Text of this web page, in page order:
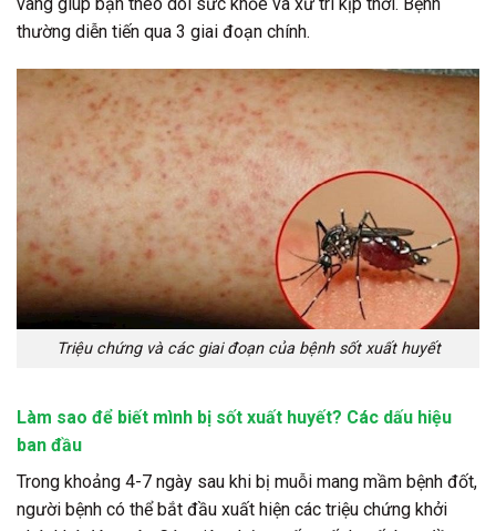
vàng giúp bạn theo dõi sức khỏe và xử trí kịp thời. Bệnh
thường diễn tiến qua 3 giai đoạn chính.
Triệu chứng và các giai đoạn của bệnh sốt xuất huyết
Làm sao để biết mình bị sốt xuất huyết? Các dấu hiệu
ban đầu
Trong khoảng 4-7 ngày sau khi bị muỗi mang mầm bệnh đốt,
người bệnh có thể bắt đầu xuất hiện các triệu chứng khởi